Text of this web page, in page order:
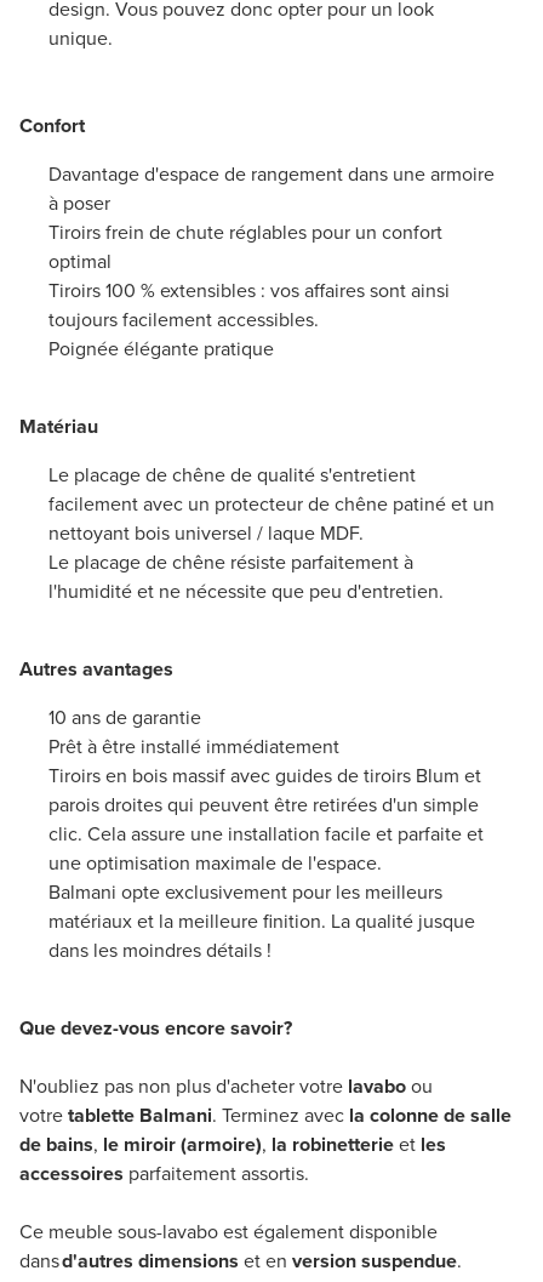
design. Vous pouvez donc opter pour un look
unique.
Confort
Davantage d'espace de rangement dans une armoire
à poser
Tiroirs frein de chute réglables pour un confort
optimal
Tiroirs 100 % extensibles : vos affaires sont ainsi
toujours facilement accessibles.
Poignée élégante pratique
Matériau
Le placage de chêne de qualité s'entretient
facilement avec un protecteur de chêne patiné et un
nettoyant bois universel / laque MDF.
Le placage de chêne résiste parfaitement à
l'humidité et ne nécessite que peu d'entretien.
Autres avantages
10 ans de garantie
Prêt à être installé immédiatement
Tiroirs en bois massif avec guides de tiroirs Blum et
parois droites qui peuvent être retirées d'un simple
clic. Cela assure une installation facile et parfaite et
une optimisation maximale de l'espace.
Balmani opte exclusivement pour les meilleurs
matériaux et la meilleure finition. La qualité jusque
dans les moindres détails !
Que devez-vous encore savoir?
N'oubliez pas non plus d'acheter votre lavaboou
votretablette Balmani. Terminez avec la colonne de salle
de bains, le miroir (armoire), la robinetterieet les
accessoires parfaitement assortis.
Ce meuble sous-lavabo est également disponible
dansd'autres dimensions et en version suspendue.